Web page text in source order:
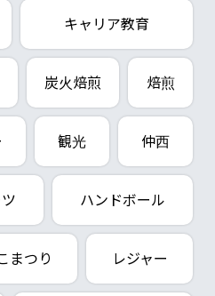
キャリア教育
炭火焙煎 焙煎
観光 仲西
ハンドボール
まつり レジャー